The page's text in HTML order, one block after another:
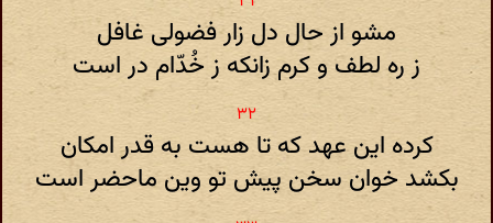
مشو از حال دل زار فضولی غافل
ز ره لطف و کرم زانکه ز خُدّام در است
کرده این عهد که تا هست به قدر امکان
بکشد خوان سخن پیش تو وین ماحضر است